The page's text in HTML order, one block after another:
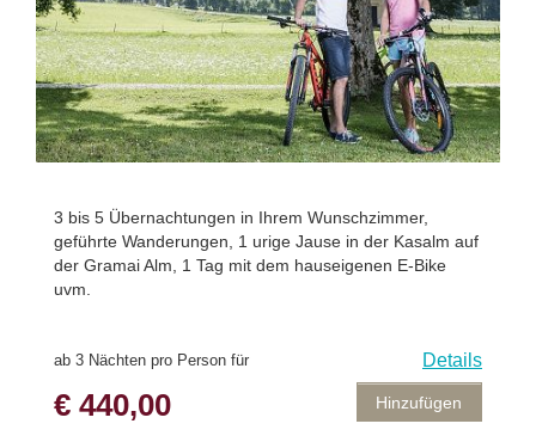
3 bis 5 Übernachtungen in Ihrem Wunschzimmer,
geführte Wanderungen, 1 urige Jause in der Kasalm auf
der Gramai Alm, 1 Tag mit dem hauseigenen E-Bike
uvm.
ab 3 Nächten pro Person für
€ 440,00
Details
Hinzufügen